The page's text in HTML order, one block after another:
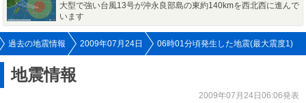
大型で強い台風13号が沖永良部島の東約140kmを西北西に進んで
います
過去の地震情報 2009年07月24日 06時01分頃発生した地震(最大震度1)
地震情報
2009年07月24日06:06発表